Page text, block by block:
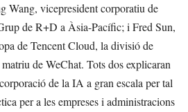
Wang, vicepresident corporatiu de
de R+D a Àsia-Pacífic; i Fred Sun,
de Tencent Cloud, la divisió de
de WeChat. Tots dos explicaran
de la IA a gran escala per tal
per a les empreses i administracions